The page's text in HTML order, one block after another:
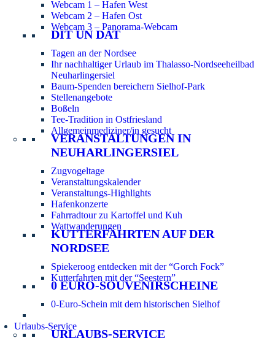
Webcam 1 – Hafen West
Webcam 2 – Hafen Ost
Webcam 3 – Panorama-Webcam
DIT UN DAT
Tagen an der Nordsee
Ihr nachhaltiger Urlaub im Thalasso-Nordseeheilbad
Neuharlingersiel
Baum-Spenden bereichern Sielhof-Park
Stellenangebote
Boßeln
Tee-Tradition in Ostfriesland
Allgemeinmediziner/in gesucht
VERANSTALTUNGEN IN
NEUHARLINGERSIEL
Zugvogeltage
Veranstaltungskalender
Veranstaltungs-Highlights
Hafenkonzerte
Fahrradtour zu Kartoffel und Kuh
Wattwanderungen
KUTTERFAHRTEN AUF DER
NORDSEE
Spiekeroog entdecken mit der “Gorch Fock”
Kutterfahrten mit der “Seestern”
0 EURO-SOUVENIRSCHEINE
0-Euro-Schein mit dem historischen Sielhof
Urlaubs-Service
URLAUBS-SERVICE